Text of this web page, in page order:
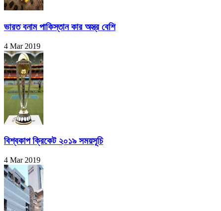
ভারত বনাম পাকিস্তান কার অস্ত্র বেশি
4 Mar 2019
বিশ্বকাপ ক্রিকেট ২০১৯ সময়সূচি
4 Mar 2019